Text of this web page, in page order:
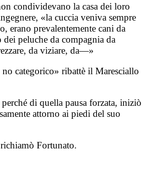
condividevano la casa dei loro
«la cuccia veniva sempre
erano prevalentemente cani da
dei peluche da compagnia da
da viziare, da—»
categorico» ribattè il Maresciallo
di quella pausa forzata, iniziò
attorno ai piedi del suo
Fortunato.